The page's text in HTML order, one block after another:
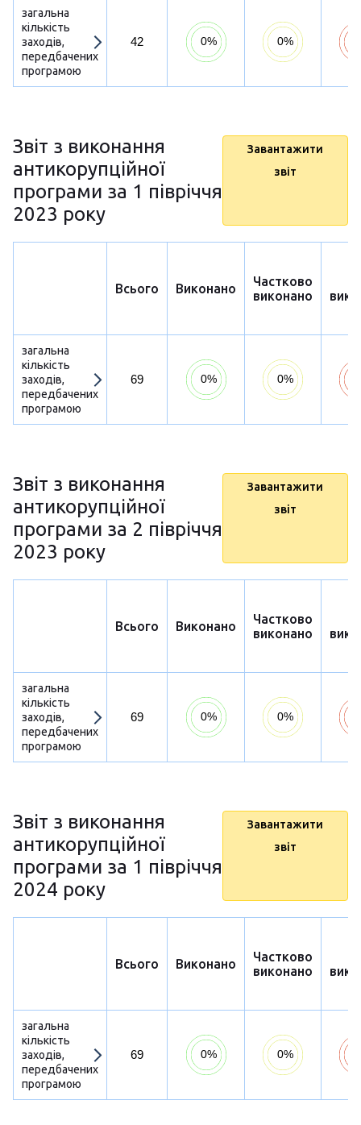
загальна
кількість
заходів,
передбачених
програмою
42
Звіт з виконання
антикорупційної
програми за 1 півріччя
2023 року
Завантажити
звіт
Всього Виконано
Частково
виконано
загальна
кількість
заходів,
передбачених
програмою
69
Звіт з виконання
антикорупційної
програми за 2 півріччя
2023 року
Завантажити
звіт
Всього Виконано
Частково
виконано
загальна
кількість
заходів,
передбачених
програмою
69
Звіт з виконання
антикорупційної
програми за 1 півріччя
2024 року
Завантажити
звіт
Всього Виконано
Частково
виконано
загальна
кількість
заходів,
передбачених
програмою
69